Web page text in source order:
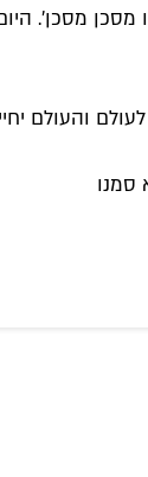
מסכן'.
סמנו